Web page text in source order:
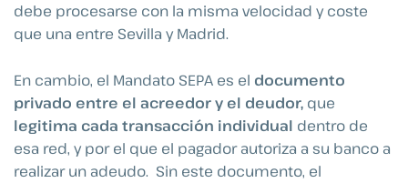
debe procesarse con la misma velocidad y coste
que una entre Sevilla y Madrid.
En cambio, el Mandato SEPA es el documento
privado entre el acreedor y el deudor, que
legitima cada transacción individual dentro de
esa red, y por el que el pagador autoriza a su banco a
realizar un adeudo. Sin este documento, el